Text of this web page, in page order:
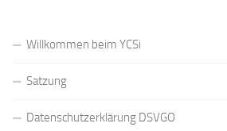
Willkommen beim YCSi
Satzung
Datenschutzerklärung DSVGO